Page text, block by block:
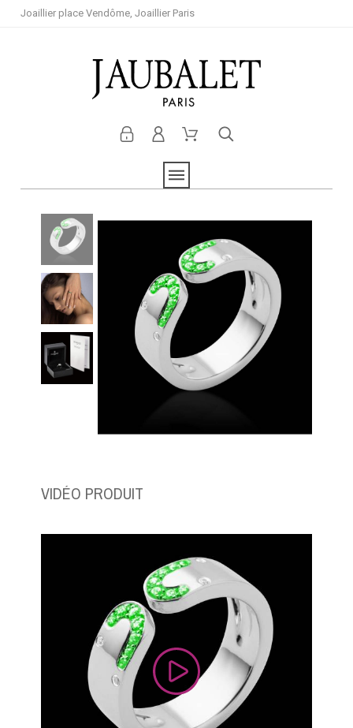
Joaillier place Vendôme, Joaillier Paris
VIDÉO PRODUIT